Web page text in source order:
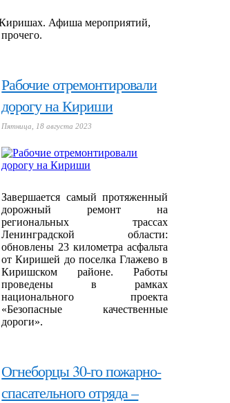
Киришах. Афиша мероприятий,
Рабочие отремонтировали
дорогу на Кириши
Пятница, 18 августа 2023
Завершается самый протяженный
дорожный ремонт на
региональных трассах
Ленинградской области:
обновлены 23 километра асфальта
от Киришей до поселка Глажево в
Киришском районе. Работы
проведены в рамках
национального проекта
«Безопасные качественные
дороги».
Огнеборцы 30-го пожарно-
спасательного отряда –